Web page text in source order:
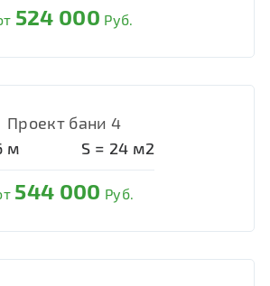
524 000 Руб.
Проект бани 4
м S = 24 м2
544 000 Руб.